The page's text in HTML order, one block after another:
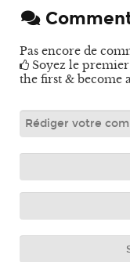
Pas encore de
Soyez le premier
the first & become